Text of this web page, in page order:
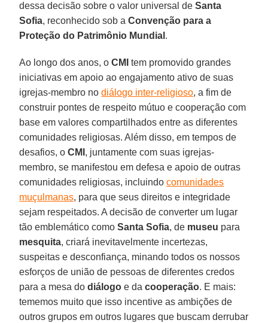
dessa decisão sobre o valor universal deSanta
Sofia, reconhecido sob aConvenção para a
Proteção do Patrimônio Mundial .
Ao longo dos anos, oCMI tem promovido grandes
iniciativas em apoio ao engajamento ativo de suas
igrejas-membro nodiálogo inter-religioso, a fim de
construir pontes de respeito mútuo e cooperação com
base em valores compartilhados entre as diferentes
comunidades religiosas. Além disso, em tempos de
desafios, oCMI , juntamente com suas igrejas-
membro, se manifestou em defesa e apoio de outras
comunidades religiosas, incluindocomunidades
muçulmanas, para que seus direitos e integridade
sejam respeitados. A decisão de converter um lugar
tão emblemático comoSanta Sofia, de museu para
mesquita, criará inevitavelmente incertezas,
suspeitas e desconfiança, minando todos os nossos
esforços de união de pessoas de diferentes credos
para a mesa dodiálogo e dacooperação. E mais:
tememos muito que isso incentive as ambições de
outros grupos em outros lugares que buscam derrubar